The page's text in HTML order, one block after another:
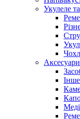
Укулеле
Інше